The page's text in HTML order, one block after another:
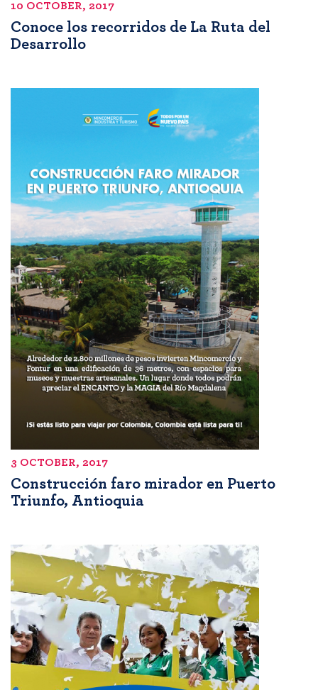
10 OCTOBER, 2017
Conoce los recorridos de La Ruta del
Desarrollo
3 OCTOBER, 2017
Construcción faro mirador en Puerto
Triunfo, Antioquia